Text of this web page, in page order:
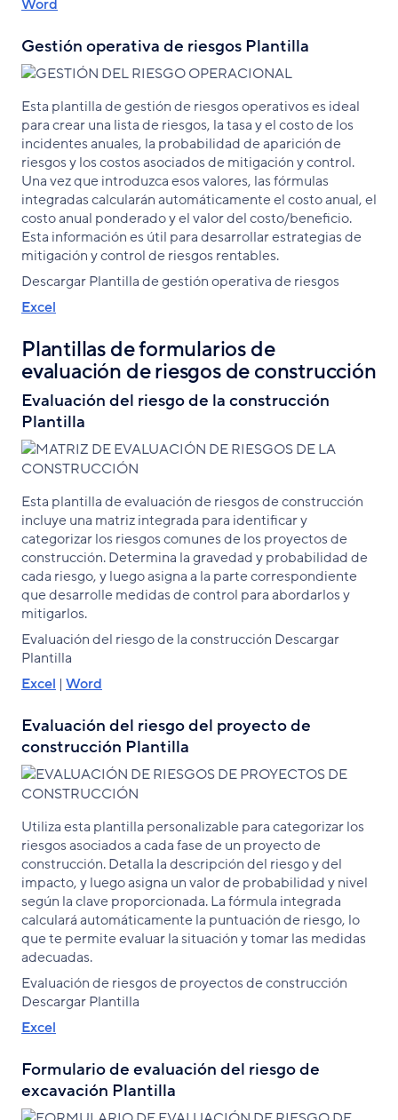
Word
Gestión operativa de riesgos Plantilla
Esta plantilla de gestión de riesgos operativos es ideal
para crear una lista de riesgos, la tasa y el costo de los
incidentes anuales, la probabilidad de aparición de
riesgos y los costos asociados de mitigación y control.
Una vez que introduzca esos valores, las fórmulas
integradas calcularán automáticamente el costo anual, el
costo anual ponderado y el valor del costo/beneficio.
Esta información es útil para desarrollar estrategias de
mitigación y control de riesgos rentables.
Descargar Plantilla de gestión operativa de riesgos
Excel
Plantillas de formularios de
evaluación de riesgos de construcción
Evaluación del riesgo de la construcción
Plantilla
Esta plantilla de evaluación de riesgos de construcción
incluye una matriz integrada para identificar y
categorizar los riesgos comunes de los proyectos de
construcción. Determina la gravedad y probabilidad de
cada riesgo, y luego asigna a la parte correspondiente
que desarrolle medidas de control para abordarlos y
mitigarlos.
Evaluación del riesgo de la construcción Descargar
Plantilla
Excel | Word
Evaluación del riesgo del proyecto de
construcción Plantilla
Utiliza esta plantilla personalizable para categorizar los
riesgos asociados a cada fase de un proyecto de
construcción. Detalla la descripción del riesgo y del
impacto, y luego asigna un valor de probabilidad y nivel
según la clave proporcionada. La fórmula integrada
calculará automáticamente la puntuación de riesgo, lo
que te permite evaluar la situación y tomar las medidas
adecuadas.
Evaluación de riesgos de proyectos de construcción
Descargar Plantilla
Excel
Formulario de evaluación del riesgo de
excavación Plantilla